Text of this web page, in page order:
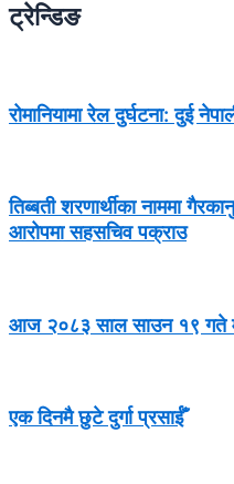
ट्रेन्डिङ
रोमानियामा रेल दुर्घटना: दुई
तिब्बती शरणार्थीका नाममा
आरोपमा सहसचिव पक्राउ
आज २०८३ साल साउन १९ गते
एक दिनमै छुटे दुर्गा प्रसाईँ